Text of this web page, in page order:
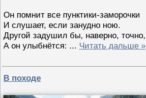
Он помнит все пунктики-заморочки
И слушает, если занудно ною.
Другой задушил бы, наверно, точно,
А он улыбнётся: ... Читать дальше »
В походе